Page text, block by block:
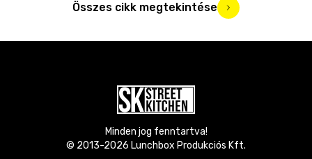
Összes cikk megtekintése
Minden jog fenntartva!
© 2013-2026 Lunchbox Produkciós Kft.